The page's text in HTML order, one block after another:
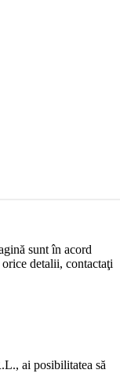
sunt în acord
orice detalii, contactaţi
ai posibilitatea să